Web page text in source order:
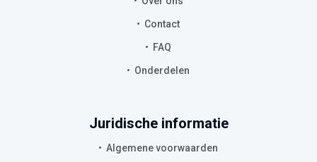
Contact
FAQ
Onderdelen
Juridische informatie
Algemene voorwaarden